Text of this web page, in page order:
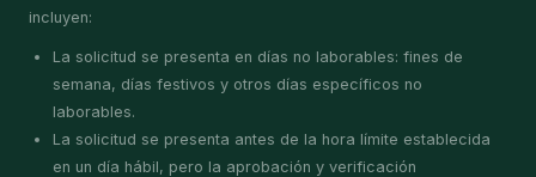
incluyen:
La solicitud se presenta en días no laborables: fines de
semana, días festivos y otros días específicos no
laborables.
La solicitud se presenta antes de la hora límite establecida
en un día hábil, pero la aprobación y verificación